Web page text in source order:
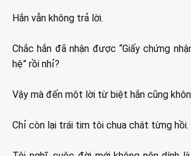
Hắn vẫn không trả lời.
Chắc hắn đã nhận được “Giấy chứng
hệ” rồi nhỉ?
Vậy mà đến một lời từ biệt hắn cũng
Chỉ còn lại trái tim tôi chua chát từng hồi.